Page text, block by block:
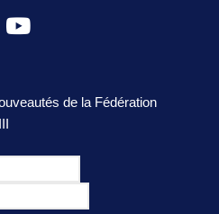
de la Fédération